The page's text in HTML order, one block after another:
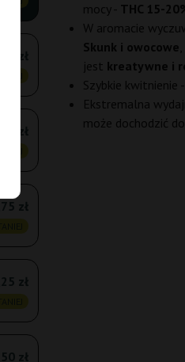
zł
zł
zł
zł
zł
mocy - THC 15-
W aromacie
Skunk i owocowe
jest kreatywne i
Szybkie kwitnienie -
Ekstremalna
może dochodzić do